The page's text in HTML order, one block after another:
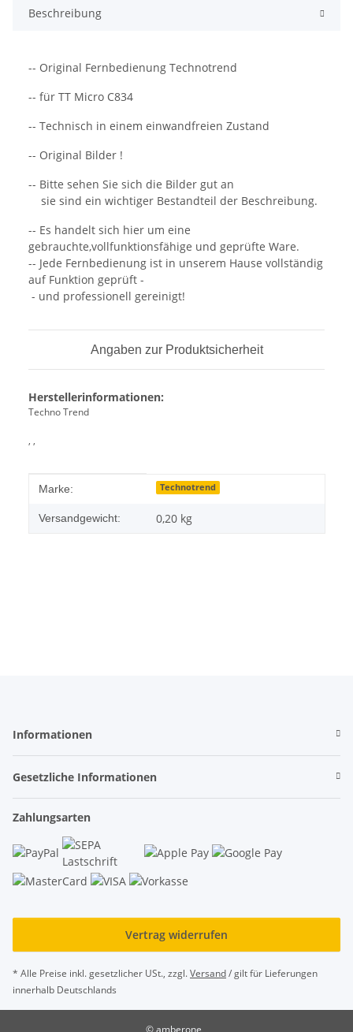
Beschreibung
-- Original Fernbedienung Technotrend
-- für TT Micro C834
-- Technisch in einem einwandfreien Zustand
-- Original Bilder !
-- Bitte sehen Sie sich die Bilder gut an
sie sind ein wichtiger Bestandteil der Beschreibung.
-- Es handelt sich hier um eine
gebrauchte,vollfunktionsfähige und geprüfte Ware.
-- Jede Fernbedienung ist in unserem Hause vollständig
auf Funktion geprüft -
- und professionell gereinigt!
Angaben zur Produktsicherheit
Herstellerinformationen:
Techno Trend
, ,
Produkteigenschaft
Wert
Marke: Technotrend
Versandgewicht: 0,20 kg
Informationen
Gesetzliche Informationen
Zahlungsarten
Vertrag widerrufen
* Alle Preise inkl. gesetzlicher USt., zzgl.Versand/ gilt für Lieferungen
innerhalb Deutschlands
© amberone